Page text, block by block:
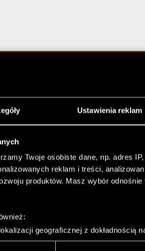
Ustawienia reklam
Twoje osobiste dane, np. adres
reklam i treści,
produktów. Masz wybór
geograficznej z dokładnością
analizując charakteryzującego je